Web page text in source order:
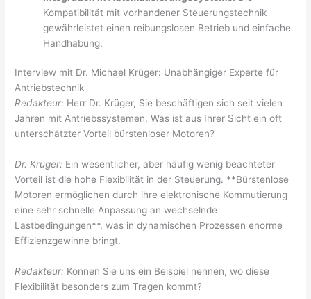
Kompatibilität mit vorhandener Steuerungstechnik
gewährleistet einen reibungslosen Betrieb und einfache
Handhabung.
Interview mit Dr. Michael Krüger: Unabhängiger Experte für
Antriebstechnik
Redakteur: Herr Dr. Krüger, Sie beschäftigen sich seit vielen
Jahren mit Antriebssystemen. Was ist aus Ihrer Sicht ein oft
unterschätzter Vorteil bürstenloser Motoren?
Dr. Krüger: Ein wesentlicher, aber häufig wenig beachteter
Vorteil ist die hohe Flexibilität in der Steuerung. **Bürstenlose
Motoren ermöglichen durch ihre elektronische Kommutierung
eine sehr schnelle Anpassung an wechselnde
Lastbedingungen**, was in dynamischen Prozessen enorme
Effizienzgewinne bringt.
Redakteur: Können Sie uns ein Beispiel nennen, wo diese
Flexibilität besonders zum Tragen kommt?